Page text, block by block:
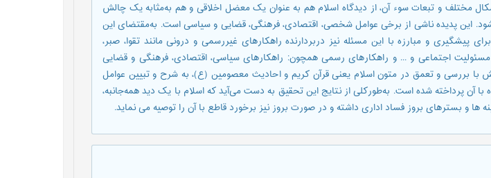
مختلف و تبعات سوء آن، از دیدگاه اسلام هم به عنوان یک معضل اخلاقی و هم به‌مثابه یک چالش
این پدیده ناشی از برخی عوامل شخصی، اقتصادی، فرهنگی، قضایی و سیاسی است. به‌مقتضای این
پیشگیری و مبارزه با این مسئله نیز دربردارنده راهکارهای غیررسمی و درونی مانند تقوا، صبر،
اجتماعی و ... و راهکارهای رسمی همچون: راهکارهای سیاسی، اقتصادی، فرهنگی و قضایی
با بررسی و تعمق در متون اسلام یعنی قرآن کریم و احادیث معصومین (ع)، به شرح و تبیین عوامل
با آن پرداخته شده است. به‌طورکلی از نتایج این تحقیق به دست می‌آید که اسلام با یک دید همه‌جانبه،
ها و بسترهای بروز فساد اداری داشته و در صورت بروز نیز برخورد قاطع با آن را توصیه می نماید.